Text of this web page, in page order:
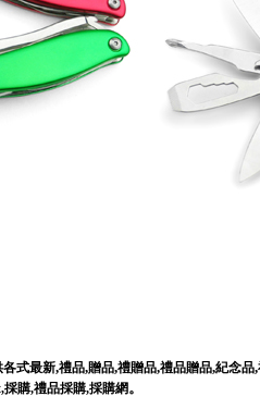
各式最新,禮品,贈品,禮贈品,禮品贈品,紀念品,
,採購,禮品採購,採購網。